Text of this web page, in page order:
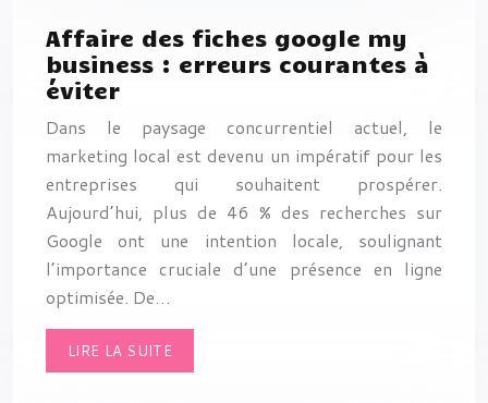
Affaire des fiches google my
business : erreurs courantes à
éviter
Dans le paysage concurrentiel actuel, le
marketing local est devenu un impératif pour les
entreprises qui souhaitent prospérer.
Aujourd’hui, plus de 46 % des recherches sur
Google ont une intention locale, soulignant
l’importance cruciale d’une présence en ligne
optimisée. De…
LIRE LA SUITE